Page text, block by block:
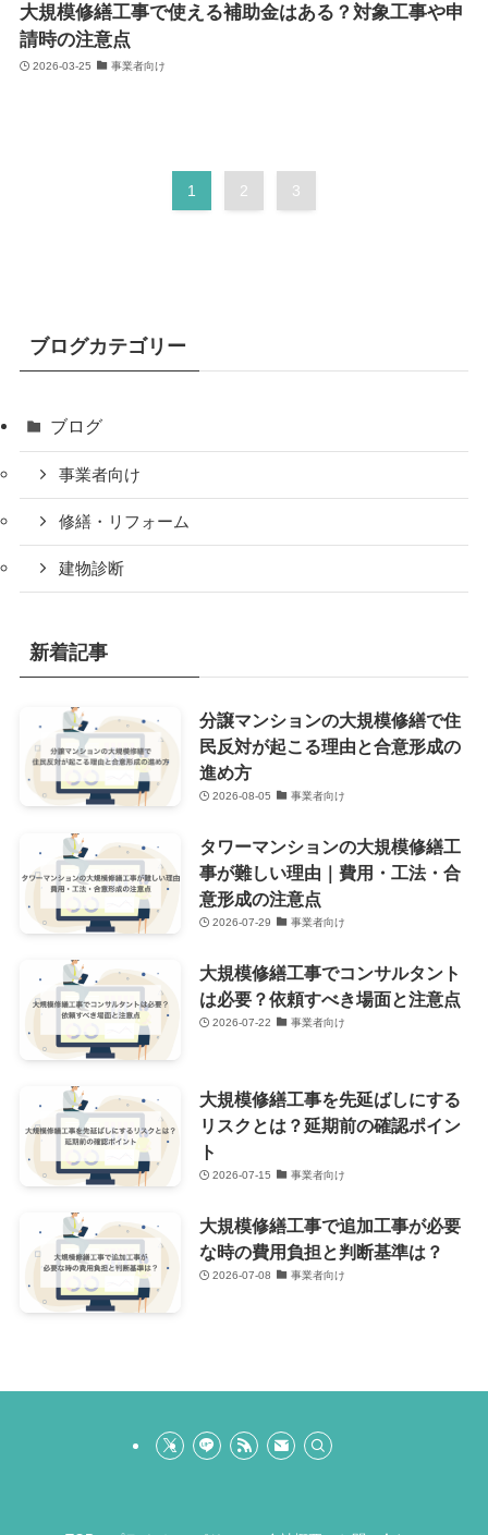
大規模修繕工事で使える補助金はある？対象工事や申
請時の注意点
2026-03-25 事業者向け
1 2 3
ブログカテゴリー
ブログ
事業者向け
修繕・リフォーム
建物診断
新着記事
分譲マンションの大規模修繕で住
民反対が起こる理由と合意形成の
進め方
2026-08-05 事業者向け
タワーマンションの大規模修繕工
事が難しい理由｜費用・工法・合
意形成の注意点
2026-07-29 事業者向け
大規模修繕工事でコンサルタント
は必要？依頼すべき場面と注意点
2026-07-22 事業者向け
大規模修繕工事を先延ばしにする
リスクとは？延期前の確認ポイン
ト
2026-07-15 事業者向け
大規模修繕工事で追加工事が必要
な時の費用負担と判断基準は？
2026-07-08 事業者向け